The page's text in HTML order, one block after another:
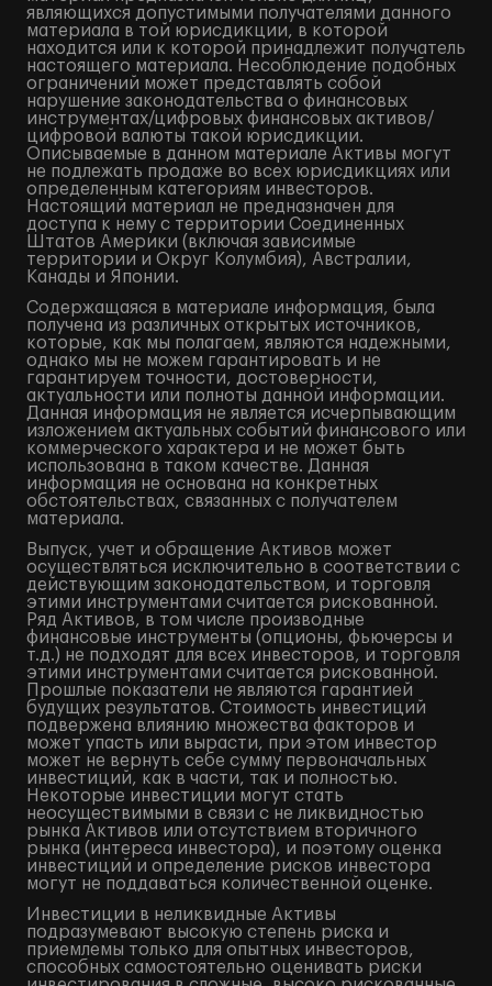
являющихся допустимыми получателями данного
материала в той юрисдикции, в которой
находится или к которой принадлежит получатель
настоящего материала. Несоблюдение подобных
ограничений может представлять собой
нарушение законодательства о финансовых
инструментах/цифровых финансовых активов/
цифровой валюты такой юрисдикции.
Описываемые в данном материале Активы могут
не подлежать продаже во всех юрисдикциях или
определенным категориям инвесторов.
Настоящий материал не предназначен для
доступа к нему с территории Соединенных
Штатов Америки (включая зависимые
территории и Округ Колумбия), Австралии,
Канады и Японии.
Содержащаяся в материале информация, была
получена из различных открытых источников,
которые, как мы полагаем, являются надежными,
однако мы не можем гарантировать и не
гарантируем точности, достоверности,
актуальности или полноты данной информации.
Данная информация не является исчерпывающим
изложением актуальных событий финансового или
коммерческого характера и не может быть
использована в таком качестве. Данная
информация не основана на конкретных
обстоятельствах, связанных с получателем
материала.
Выпуск, учет и обращение Активов может
осуществляться исключительно в соответствии с
действующим законодательством, и торговля
этими инструментами считается рискованной.
Ряд Активов, в том числе производные
финансовые инструменты (опционы, фьючерсы и
т.д.) не подходят для всех инвесторов, и торговля
этими инструментами считается рискованной.
Прошлые показатели не являются гарантией
будущих результатов. Стоимость инвестиций
подвержена влиянию множества факторов и
может упасть или вырасти, при этом инвестор
может не вернуть себе сумму первоначальных
инвестиций, как в части, так и полностью.
Некоторые инвестиции могут стать
неосуществимыми в связи с не ликвидностью
рынка Активов или отсутствием вторичного
рынка (интереса инвестора), и поэтому оценка
инвестиций и определение рисков инвестора
могут не поддаваться количественной оценке.
Инвестиции в неликвидные Активы
подразумевают высокую степень риска и
приемлемы только для опытных инвесторов,
способных самостоятельно оценивать риски